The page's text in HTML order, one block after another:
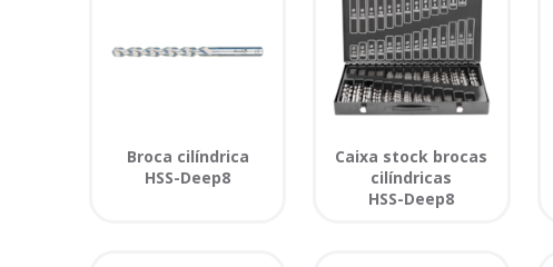
Broca cilíndrica
HSS-Deep8
Caixa stock brocas
cilíndricas
HSS-Deep8